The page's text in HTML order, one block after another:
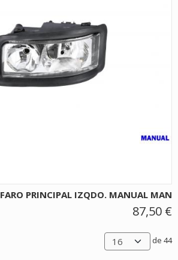
FARO PRINCIPAL IZQDO. MANUAL MAN
87,50 €
de 44